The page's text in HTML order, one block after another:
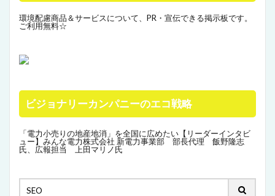
環境配慮商品＆サービスについて、PR・宣伝できる掲示板です。
ご利用無料☆
ビジョナリーカンパニーのエコ戦略
「電力小売りの地産地消」を全国に広めたい【リーダーインタビ
ュー】みんな電力株式会社 新電力事業部 部長代理 飯野隆志
氏、広報担当 上田マリノ氏